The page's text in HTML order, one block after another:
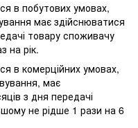
в побутових умовах,
має здійснюватися
товару споживачу
на рік.
в комерційних умовах,
має
з дня передачі
не рідше 1 рази на 6